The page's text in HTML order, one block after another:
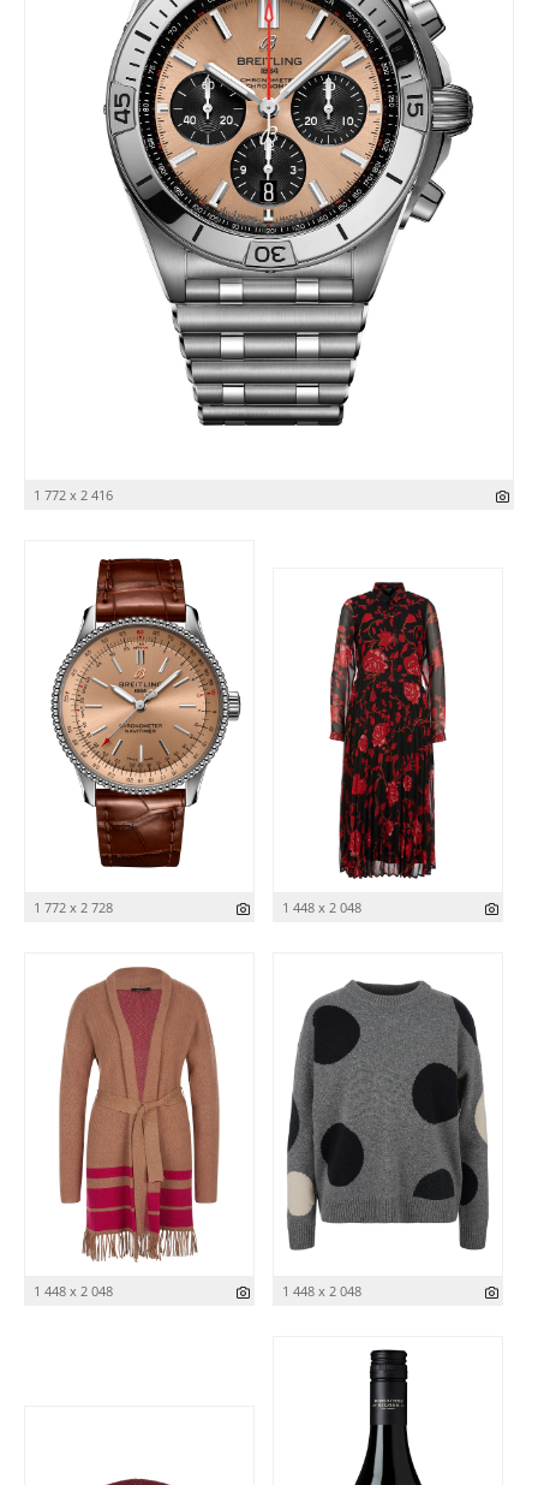
1 772 x 2 416
1 772 x 2 728 1 448 x 2 048
1 448 x 2 048 1 448 x 2 048